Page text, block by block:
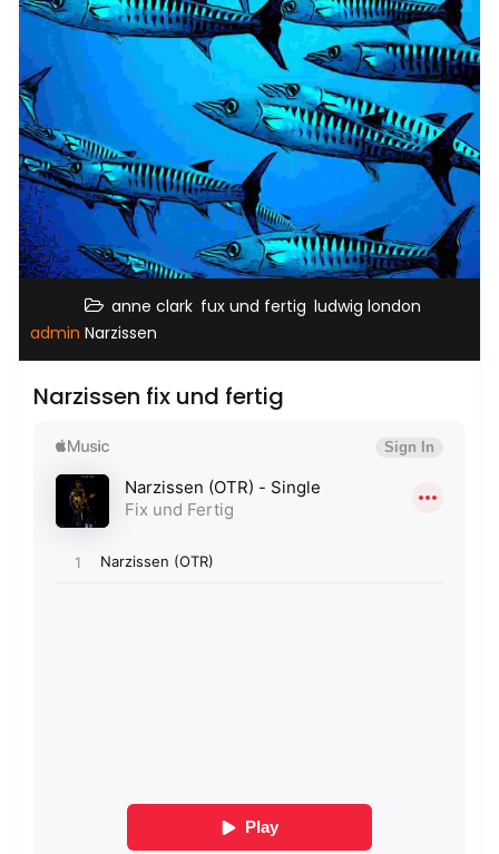
admin
anne clark, fux und fertig ludwig london
Narzissen
Narzissen fix und fertig